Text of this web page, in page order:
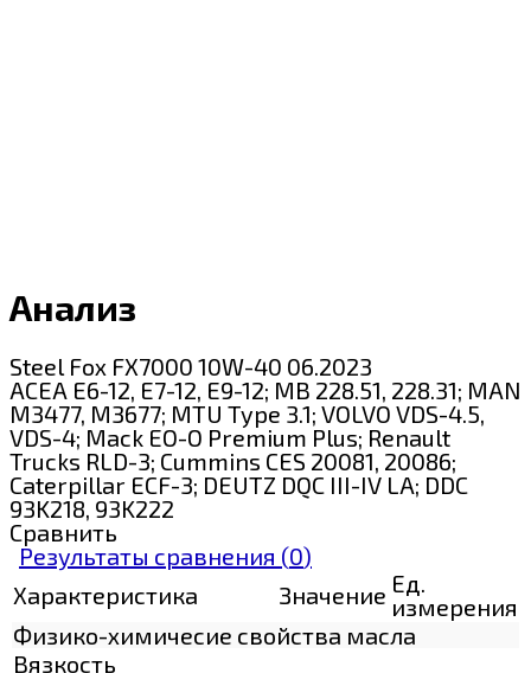
Анализ
Steel Fox FX7000 10W-40 06.2023
ACEA E6-12, E7-12, E9-12; MB 228.51, 228.31; MAN
M3477, M3677; MTU Type 3.1; VOLVO VDS-4.5,
VDS-4; Mack EO-O Premium Plus; Renault
Trucks RLD-3; Cummins CES 20081, 20086;
Caterpillar ECF-3; DEUTZ DQC III-IV LA; DDC
93K218, 93K222
Сравнить
Результаты сравнения (0)
Характеристика
Значение Ед.
измерения
Физико-химичесие свойства масла
Вязкость